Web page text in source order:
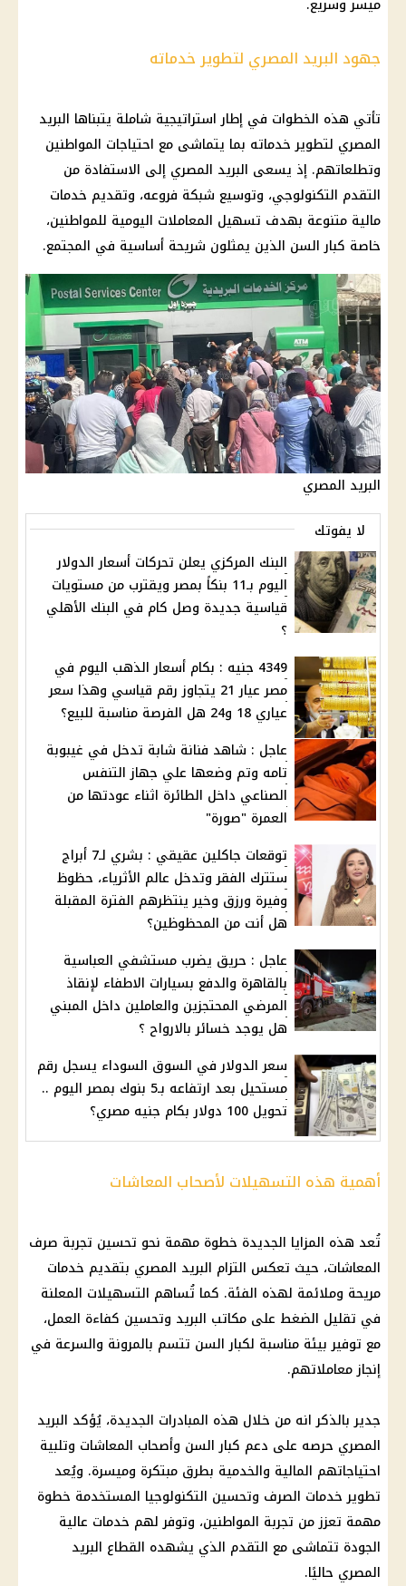
جهود البريد المصري لتطوير خدماته
تأتي هذه الخطوات في إطار استراتيجية شاملة يتبناها البريد
المصري لتطوير خدماته بما يتماشى مع احتياجات المواطنين
وتطلعاتهم. إذ يسعى البريد المصري إلى الاستفادة من
التقدم التكنولوجي، وتوسيع شبكة فروعه، وتقديم خدمات
مالية متنوعة بهدف تسهيل المعاملات اليومية للمواطنين،
خاصة كبار السن الذين يمثلون شريحة أساسية في المجتمع.
البريد المصري
لا يفوتك
البنك المركزي يعلن تحركات أسعار الدولار
اليوم بـ11 بنكاً بمصر ويقترب من مستويات
قياسية جديدة وصل كام في البنك الأهلي
؟
4349 جنيه : بكام أسعار الذهب اليوم في
مصر عيار 21 يتجاوز رقم قياسي وهذا سعر
عياري 18 و24 هل الفرصة مناسبة للبيع؟
عاجل : شاهد فنانة شابة تدخل في غيبوبة
تامه وتم وضعها علي جهاز التنفس
الصناعي داخل الطائرة اثناء عودتها من
العمرة "صورة"
توقعات جاكلين عقيقي : بشري لـ7 أبراج
ستترك الفقر وتدخل عالم الأثرياء، حظوظ
وفيرة ورزق وخير ينتظرهم الفترة المقبلة
هل أنت من المحظوظين؟
عاجل : حريق يضرب مستشفي العباسية
بالقاهرة والدفع بسيارات الاطفاء لإنقاذ
المرضي المحتجزين والعاملين داخل المبني
هل يوجد خسائر بالارواح ؟
سعر الدولار في السوق السوداء يسجل رقم
مستحيل بعد ارتفاعه بـ5 بنوك بمصر اليوم ..
تحويل 100 دولار بكام جنيه مصري؟
أهمية هذه التسهيلات لأصحاب المعاشات
تُعد هذه المزايا الجديدة خطوة مهمة نحو تحسين تجربة صرف
المعاشات، حيث تعكس التزام البريد المصري بتقديم خدمات
مريحة وملائمة لهذه الفئة. كما تُساهم التسهيلات المعلنة
في تقليل الضغط على مكاتب البريد وتحسين كفاءة العمل،
مع توفيربيئة مناسبة لكبار السن تتسم بالمرونة والسرعة في
إنجاز معاملاتهم.
جدير بالذكر انه من خلال هذه المبادرات الجديدة، يُؤكد البريد
المصري حرصه على دعم كبار السن وأصحاب المعاشات وتلبية
احتياجاتهم المالية والخدمية بطرق مبتكرة وميسرة. ويُعد
تطوير خدمات الصرف وتحسين التكنولوجيا المستخدمة خطوة
مهمة تعزز من تجربة المواطنين، وتوفر لهم خدمات عالية
الجودة تتماشى مع التقدم الذي يشهده القطاع البريد
المصري حاليًا.